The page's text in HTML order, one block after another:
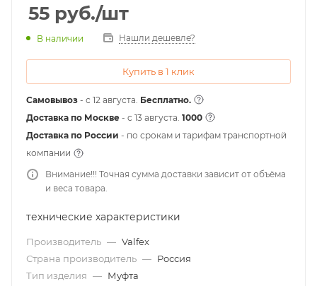
55 руб./шт
В наличии Нашли дешевле?
Купить в 1 клик
Самовывоз - с 12 августа. Бесплатно.
Доставка по Москве - c 13 августа. 1000
Доставка по России - по срокам и тарифам транспортной
компании
Внимание!!! Точная сумма доставки зависит от объёма
и веса товара.
технические характеристики
Производитель — Valfex
Страна производитель — Россия
Тип изделия — Муфта